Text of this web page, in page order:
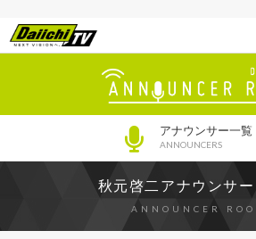
アナウンサー一覧
ANNOUNCERS
秋元啓二アナウンサ
ANNOUNCER